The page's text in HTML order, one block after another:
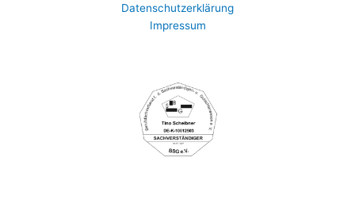
Datenschutzerklärung
Impressum